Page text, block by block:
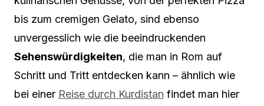
bis zum cremigen Gelato, sind ebenso
unvergesslich wie die beeindruckenden
Sehenswürdigkeiten, die man in Rom auf
Schritt und Tritt entdecken kann – ähnlich wie
bei einer Reise durch Kurdistan findet man hier